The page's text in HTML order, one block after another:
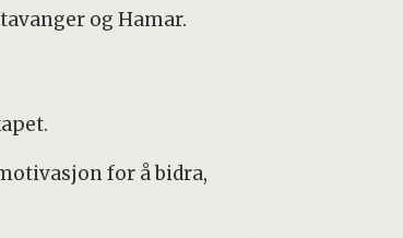
og Hamar.
for å bidra,